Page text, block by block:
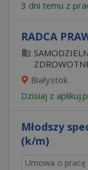
3 dni temu z
RADCA
Białystok
Dzisiaj z
Młodszy
(k/m)
Umowa o pracę